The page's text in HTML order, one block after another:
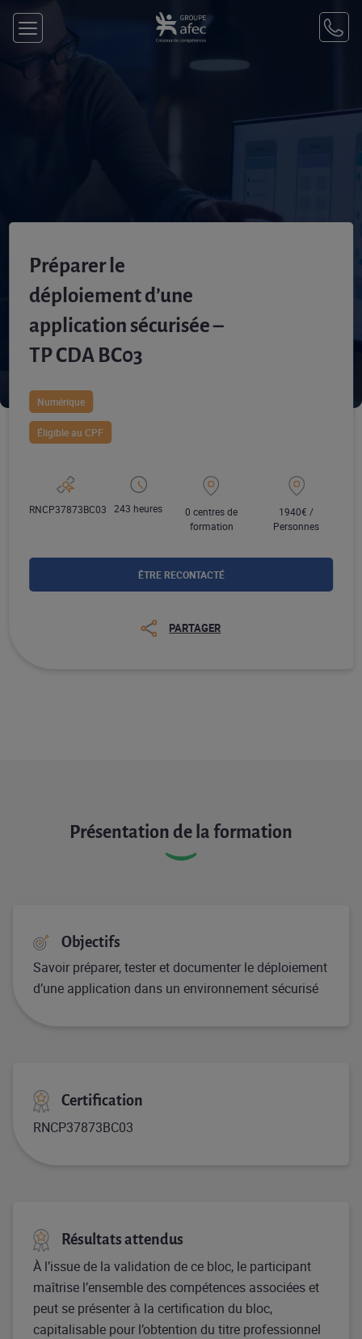
Préparer le
déploiement d’une
application sécurisée –
TP CDA BC03
Numérique
Éligible au CPF
RNCP37873BC03 243 heures
0 centres de
formation
1940€ /
Personnes
ÊTRE RECONTACTÉ
PARTAGER
Présentation de la formation
Objectifs
Savoir préparer, tester et documenter le déploiement
d’une application dans un environnement sécurisé
Certification
RNCP37873BC03
Résultats attendus
À l’issue de la validation de ce bloc, le participant
maîtrise l’ensemble des compétences associées et
peut se présenter à la certification du bloc,
capitalisable pour l’obtention du titre professionnel